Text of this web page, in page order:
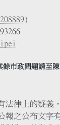
)
餘市政問題請至陳
律上的疑義
之公布文字